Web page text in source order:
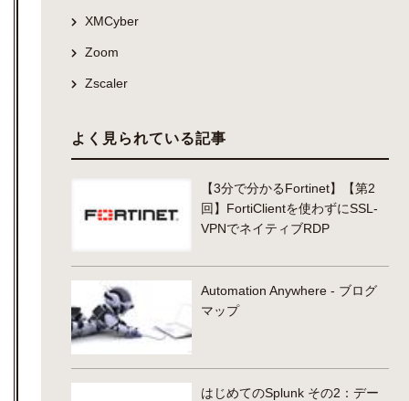
XMCyber
Zoom
Zscaler
よく見られている記事
【3分で分かるFortinet】【第2
回】FortiClientを使わずにSSL-
VPNでネイティブRDP
Automation Anywhere - ブログ
マップ
はじめてのSplunk その2：デー